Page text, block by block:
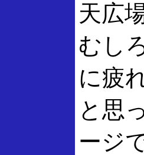
天広
むし
に疲
と思
ージ